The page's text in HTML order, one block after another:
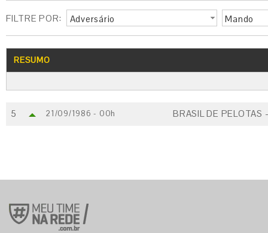
FILTRE POR: Adversário Mando
RESUMO
5 21/09/1986 - 00h BRASIL DE PELOTAS